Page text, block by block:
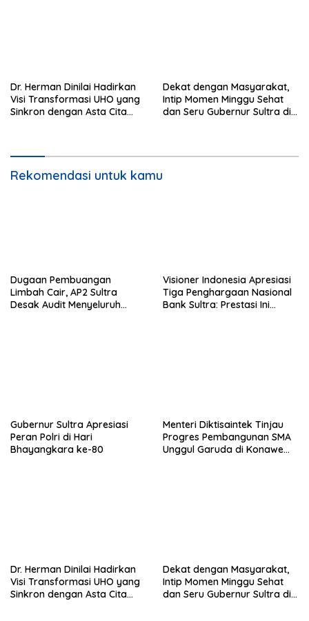
Dr. Herman Dinilai Hadirkan
Visi Transformasi UHO yang
Sinkron dengan Asta Cita
Dekat dengan Masyarakat,
Intip Momen Minggu Sehat
dan Seru Gubernur Sultra di
Rekomendasi untuk kamu
Dugaan Pembuangan
Limbah Cair, AP2 Sultra
Desak Audit Menyeluruh
Visioner Indonesia Apresiasi
Tiga Penghargaan Nasional
Bank Sultra: Prestasi Ini
Gubernur Sultra Apresiasi
Peran Polri di Hari
Bhayangkara ke-80
Menteri Diktisaintek Tinjau
Progres Pembangunan SMA
Unggul Garuda di Konawe
Dr. Herman Dinilai Hadirkan
Visi Transformasi UHO yang
Sinkron dengan Asta Cita
Dekat dengan Masyarakat,
Intip Momen Minggu Sehat
dan Seru Gubernur Sultra di